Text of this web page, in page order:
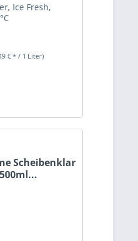
Ice Fresh,
€ * / 1 Liter)
Scheibenklar